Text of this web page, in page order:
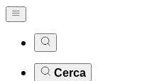
Cerca